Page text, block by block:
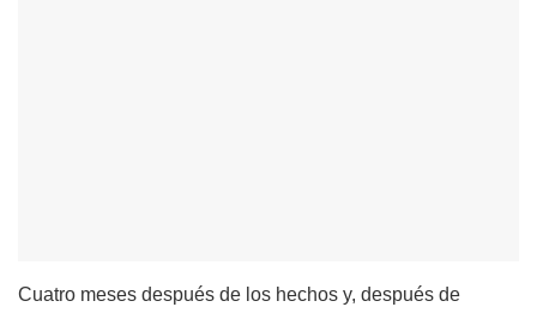
Cuatro meses después de los hechos y, después de